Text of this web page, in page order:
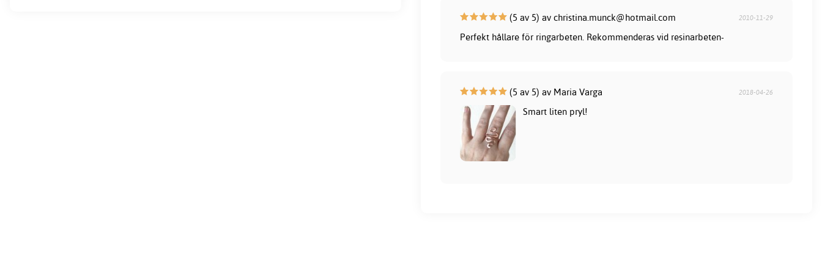
(5 av 5) av christina.munck@hotmail.com 2010-11-29
Perfekt hållare för ringarbeten. Rekommenderas vid resinarbeten-
(5 av 5) av Maria Varga 2018-04-26
Smart liten pryl!